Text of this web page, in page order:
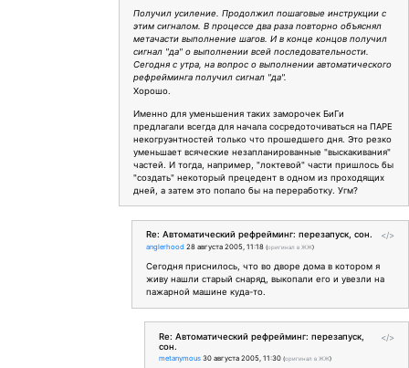
Получил усиление. Продолжил пошаговые инструкции с
этим сигналом. В процессе два раза повторно объяснял
метачасти выполнение шагов. И в конце концов получил
сигнал "да" о выполнении всей последовательности.
Сегодня с утра, на вопрос о выполнении автоматического
рефрейминга получил сигнал "да".
Хорошо.
Именно для уменьшения таких заморочек БиГи
предлагали всегда для начала сосредоточиваться на ПАРЕ
некогруэнтностей только что прошедшего дня. Это резко
уменьшает всяческие незапланированные "выскакивания"
частей. И тогда, например, "локтевой" части пришлось бы
"создать" некоторый прецедент в одном из проходящих
дней, а затем это попало бы на переработку. Угм?
</>
Re: Автоматический рефрейминг: перезапуск, сон.
anglerhood 28 августа 2005, 11:18 (оригинал в ЖЖ)
Сегодня приснилось, что во дворе дома в котором я
живу нашли старый снаряд, выкопали его и увезли на
пажарной машине куда-то.
</>
Re: Автоматический рефрейминг: перезапуск,
сон.
metanymous 30 августа 2005, 11:30 (оригинал в ЖЖ)